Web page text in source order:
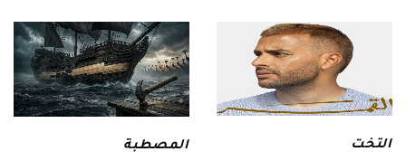
التخت المصطبة